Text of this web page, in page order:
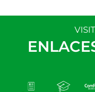
Heliconia
Tabares